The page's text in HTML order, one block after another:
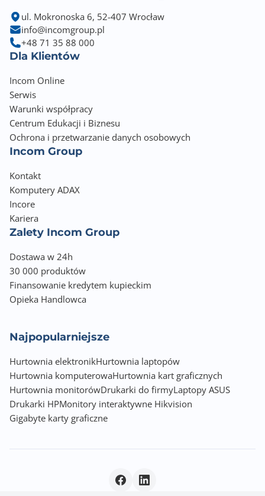
ul. Mokronoska 6, 52-407 Wrocław
info@incomgroup.pl
+48 71 35 88 000
Dla Klientów
Incom Online
Serwis
Warunki współpracy
Centrum Edukacji i Biznesu
Ochrona i przetwarzanie danych osobowych
Incom Group
Kontakt
Komputery ADAX
Incore
Kariera
Zalety Incom Group
Dostawa w 24h
30 000 produktów
Finansowanie kredytem kupieckim
Opieka Handlowca
Najpopularniejsze
Hurtownia elektronikHurtownia laptopów
Hurtownia komputerowaHurtownia kart graficznych
Hurtownia monitorówDrukarki do firmyLaptopy ASUS
Drukarki HPMonitory interaktywne Hikvision
Gigabyte karty graficzne